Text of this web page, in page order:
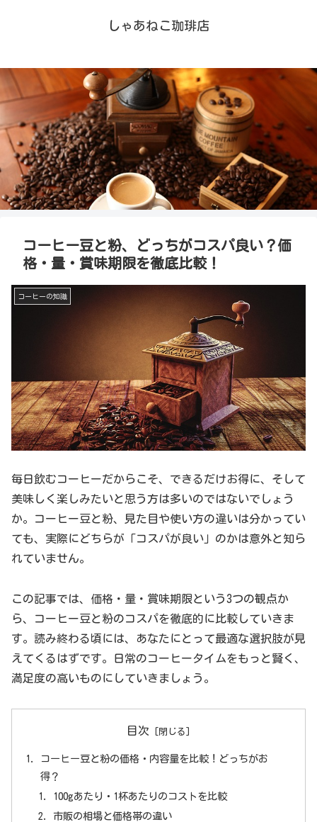
しゃあねこ珈琲店
コーヒー豆と粉、どっちがコスパ良い？価
格・量・賞味期限を徹底比較！
コーヒーの知識
毎日飲むコーヒーだからこそ、できるだけお得に、そして
美味しく楽しみたいと思う方は多いのではないでしょう
か。コーヒー豆と粉、見た目や使い方の違いは分かってい
ても、実際にどちらが「コスパが良い」のかは意外と知ら
れていません。
この記事では、価格・量・賞味期限という3つの観点か
ら、コーヒー豆と粉のコスパを徹底的に比較していきま
す。読み終わる頃には、あなたにとって最適な選択肢が見
えてくるはずです。日常のコーヒータイムをもっと賢く、
満足度の高いものにしていきましょう。
目次
コーヒー豆と粉の価格・内容量を比較！どっちがお
得？
100gあたり・1杯あたりのコストを比較
市販の相場と価格帯の違い